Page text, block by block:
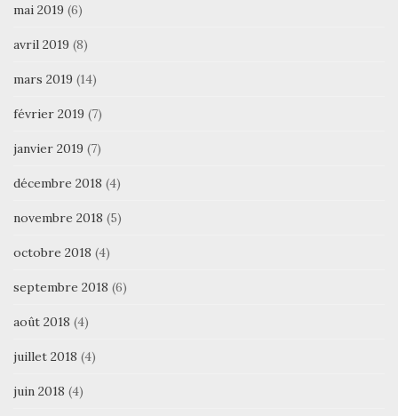
mai 2019 (6)
avril 2019 (8)
mars 2019 (14)
février 2019 (7)
janvier 2019 (7)
décembre 2018 (4)
novembre 2018 (5)
octobre 2018 (4)
septembre 2018 (6)
août 2018 (4)
juillet 2018 (4)
juin 2018 (4)